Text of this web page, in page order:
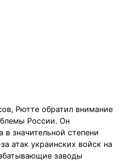
Рютте обратил внимание
России. Он
в значительной степени
атак украинских войск на
заводы